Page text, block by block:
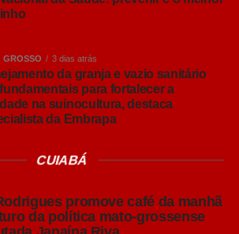
e necessidade de alcançar milhões
elas elevam naturalmente a
a publicidade fica mais cara para
previsão ou de uma opinião. É
divulgado pela CNN Brasil, com
por mil impressões (CPM) no
R$ 5,03 para R$ 96,71 em apenas
GROSSO 3 dias atrás
da granja e vazio sanitário
para fortalecer a
na suinocultura, destaca
da Embrapa
CUIABÁ
promove café da manhã
da política mato-grossense